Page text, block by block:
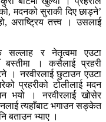
मदनको सुराकी दिए छाड्ने’
अराष्ट्रिय तत्त्व । उसलाई
सल्लाह र नेतृत्वमा एउटा
बस्तीमा । कसैलाई प्रहरी
। नरवीरलाई छुटाउन एउटा
प्रहरीको टोलीलाई मदन
भयो । नरवीरलाई खोसेर
त्यहाँबाट भगाउन सङ्केत
बताउन भ्याए ।